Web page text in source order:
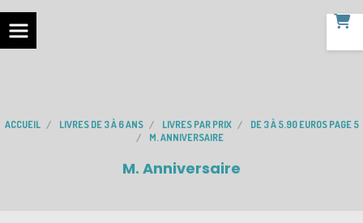
ACCUEIL LIVRES DE 3 À 6 ANS LIVRES PAR PRIX
DE 3 À 5.90 EUROS PAGE 5
M. ANNIVERSAIRE
M. Anniversaire